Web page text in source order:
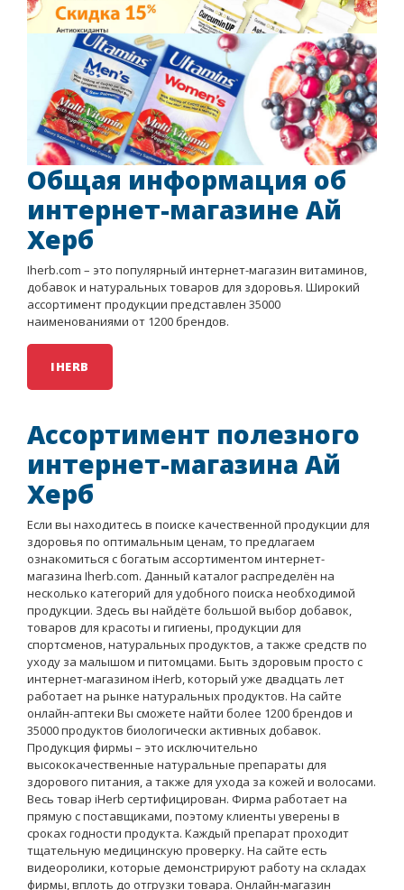
Общая информация об
интернет-магазине Ай
Херб
Iherb.com – это популярный интернет-магазин витаминов,
добавок и натуральных товаров для здоровья. Широкий
ассортимент продукции представлен 35000
наименованиями от 1200 брендов.
IHERB
Ассортимент полезного
интернет-магазина Ай
Херб
Если вы находитесь в поиске качественной продукции для
здоровья по оптимальным ценам, то предлагаем
ознакомиться с богатым ассортиментом интернет-
магазина Iherb.com. Данный каталог распределён на
несколько категорий для удобного поиска необходимой
продукции. Здесь вы найдёте большой выбор добавок,
товаров для красоты и гигиены, продукции для
спортсменов, натуральных продуктов, а также средств по
уходу за малышом и питомцами. Быть здоровым просто с
интернет-магазином iHerb, который уже двадцать лет
работает на рынке натуральных продуктов. На сайте
онлайн-аптеки Вы сможете найти более 1200 брендов и
35000 продуктов биологически активных добавок.
Продукция фирмы – это исключительно
высококачественные натуральные препараты для
здорового питания, а также для ухода за кожей и волосами.
Весь товар iHerb сертифицирован. Фирма работает на
прямую с поставщиками, поэтому клиенты уверены в
сроках годности продукта. Каждый препарат проходит
тщательную медицинскую проверку. На сайте есть
видеоролики, которые демонстрируют работу на складах
фирмы, вплоть до отгрузки товара. Онлайн-магазин